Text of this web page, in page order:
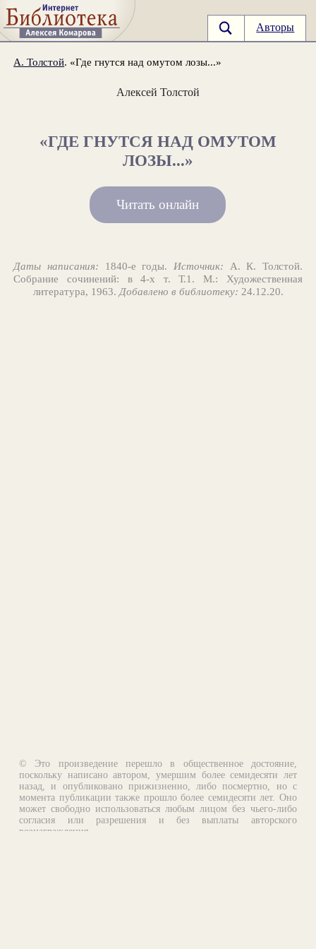
Авторы
А. Толстой. «Где гнутся над омутом лозы...»
Алексей Толстой
«ГДЕ ГНУТСЯ НАД ОМУТОМ
ЛОЗЫ...»
Читать онлайн
Даты написания: 1840-e годы. Источник: А. К. Толстой.
Собрание сочинений: в 4-х т. Т.1. М.: Художественная
литература, 1963.Добавлено в библиотеку: 24.12.20.
© Это произведение перешло в общественное достояние,
поскольку написано автором, умершим более семидесяти лет
назад, и опубликовано прижизненно, либо посмертно, но с
момента публикации также прошло более семидесяти лет. Оно
может свободно использоваться любым лицом без чьего-либо
согласия или разрешения и без выплаты авторского
вознаграждения.